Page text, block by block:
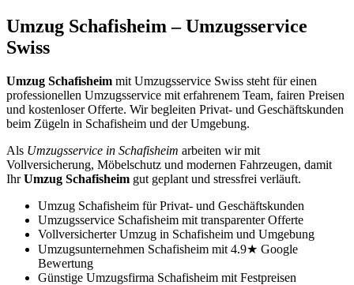
Umzug Schafisheim – Umzugsservice
Swiss
Umzug Schafisheim mit Umzugsservice Swiss steht für einen
professionellen Umzugsservice mit erfahrenem Team, fairen Preisen
und kostenloser Offerte. Wir begleiten Privat- und Geschäftskunden
beim Zügeln in Schafisheim und der Umgebung.
Als Umzugsservice in Schafisheim arbeiten wir mit
Vollversicherung, Möbelschutz und modernen Fahrzeugen, damit
IhrUmzug Schafisheim gut geplant und stressfrei verläuft.
Umzug Schafisheim für Privat- und Geschäftskunden
Umzugsservice Schafisheim mit transparenter Offerte
Vollversicherter Umzug in Schafisheim und Umgebung
Umzugsunternehmen Schafisheim mit 4.9★ Google
Bewertung
Günstige Umzugsfirma Schafisheim mit Festpreisen